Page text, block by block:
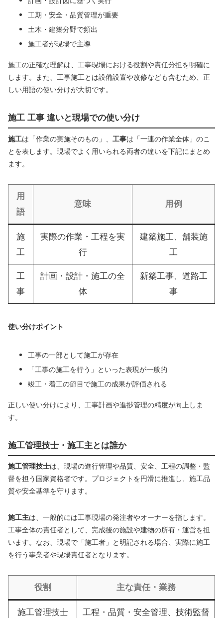
工期・安全・品質管理が重要
土木・建築分野で頻出
施工者が現場で主導
施工の正確な理解は、工事現場における役割や責任分担を明確に
します。また、工事施工とは設備設置や改修なども含むため、正
しい用語の使い分けが大切です。
施工 工事 違いと現場での使い分け
施工は「作業の実施そのもの」、 工事は「一連の作業全体」のこ
とを表します。現場でよく用いられる両者の違いを下記にまとめ
ます。
用
語
意味 用例
施
工
実際の作業・工程を実
行
建築施工、舗装施
工
工
事
計画・設計・施工の全
体
新築工事、道路工
事
使い分けポイント
工事の一部として施工が存在
「工事の施工を行う」といった表現が一般的
竣工・着工の節目で施工の成果が評価される
正しい使い分けにより、工事計画や進捗管理の精度が向上しま
す。
施工管理技士・施工主とは誰か
施工管理技士は、現場の進行管理や品質、安全、工程の調整・監
督を担う国家資格者です。プロジェクトを円滑に推進し、施工品
質や安全基準を守ります。
施工主は、一般的には工事現場の発注者やオーナーを指します。
工事全体の責任者として、完成後の施設や建物の所有・運営を担
います。なお、現場で「施工者」と明記される場合、実際に施工
を行う事業者や現場責任者となります。
役割 主な責任・業務
施工管理技士 工程・品質・安全管理、技術監督